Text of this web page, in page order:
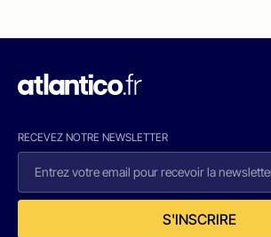
RECEVEZ NOTRE NEWSLETTER
S'INSCRIRE